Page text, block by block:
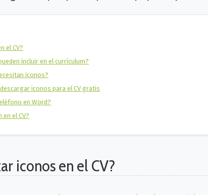
el CV?
incluir en el currículum?
iconos?
iconos para el CV gratis
en Word?
en el CV?
iconos en el CV?